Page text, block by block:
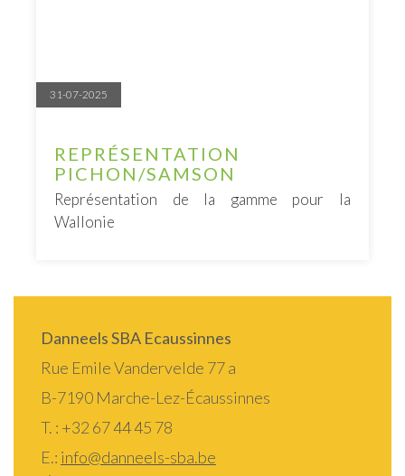
31-07-2025
REPRÉSENTATION
PICHON/SAMSON
Représentation de la gamme pour la
Wallonie
Danneels SBA Ecaussinnes
Rue Emile Vandervelde 77 a
B-7190 Marche-Lez-Écaussinnes
T. : +32 67 44 45 78
E.: info@danneels-sba.be